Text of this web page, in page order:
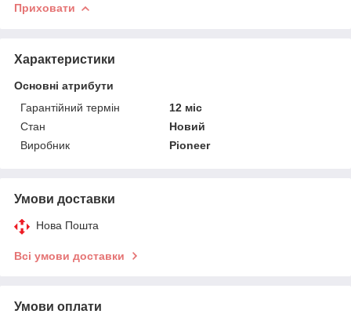
Приховати
Характеристики
Основні атрибути
Гарантійний термін
12 міс
Стан
Новий
Виробник
Pioneer
Умови доставки
Нова Пошта
Всі умови доставки
Умови оплати